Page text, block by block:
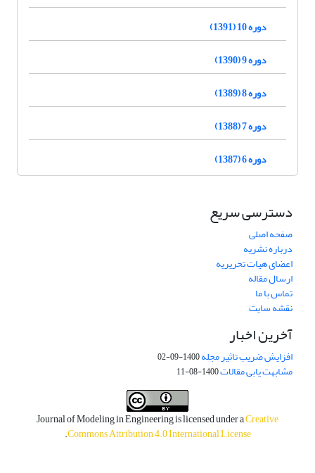
دوره 10 (1391)
دوره 9 (1390)
دوره 8 (1389)
دوره 7 (1388)
دوره 6 (1387)
دسترسی سریع
صفحه اصلی
درباره نشریه
اعضای هیات تحریریه
ارسال مقاله
تماس با ما
نقشه سایت
آخرین اخبار
افزایش ضریب تاثیر مجله1400-09-02
مشابهت یابی مقالات1400-08-11
Journal of Modeling in Engineering is licensed under aCreative
Commons Attribution 4.0 International License
.